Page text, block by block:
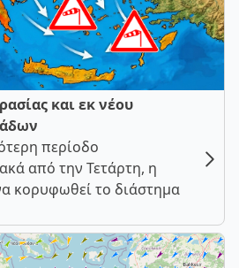
και εκ νέου
περίοδο
από την Τετάρτη, η
κορυφωθεί το διάστημα